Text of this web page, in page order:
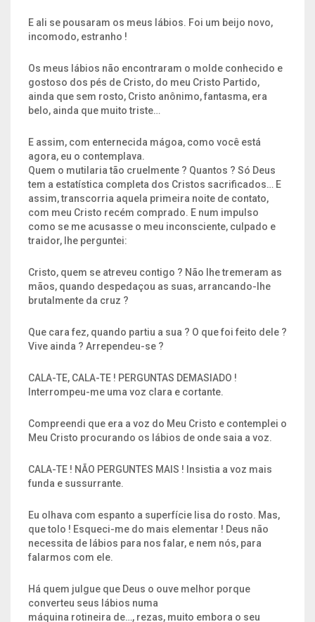
E ali se pousaram os meus lábios. Foi um beijo novo,
incomodo, estranho !
Os meus lábios não encontraram o molde conhecido e
gostoso dos pés de Cristo, do meu Cristo Partido,
ainda que sem rosto, Cristo anônimo, fantasma, era
belo, ainda que muito triste…
E assim, com enternecida mágoa, como você está
agora, eu o contemplava.
Quem o mutilaria tão cruelmente ? Quantos ? Só Deus
tem a estatística completa dos Cristos sacrificados… E
assim, transcorria aquela primeira noite de contato,
com meu Cristo recém comprado. E num impulso
como se me acusasse o meu inconsciente, culpado e
traidor, lhe perguntei:
Cristo, quem se atreveu contigo ? Não lhe tremeram as
mãos, quando despedaçou as suas, arrancando-lhe
brutalmente da cruz ?
Que cara fez, quando partiu a sua ? O que foi feito dele ?
Vive ainda ? Arrependeu-se ?
CALA-TE, CALA-TE ! PERGUNTAS DEMASIADO !
Interrompeu-me uma voz clara e cortante.
Compreendi que era a voz do Meu Cristo e contemplei o
Meu Cristo procurando os lábios de onde saia a voz.
CALA-TE ! NÃO PERGUNTES MAIS ! Insistia a voz mais
funda e sussurrante.
Eu olhava com espanto a superfície lisa do rosto. Mas,
que tolo ! Esqueci-me do mais elementar ! Deus não
necessita de lábios para nos falar, e nem nós, para
falarmos com ele.
Há quem julgue que Deus o ouve melhor porque
converteu seus lábios numa
máquina rotineira de…, rezas, muito embora o seu